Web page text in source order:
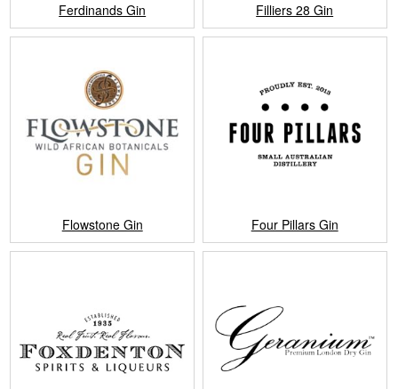
Ferdinands Gin Filliers 28 Gin
Flowstone Gin Four Pillars Gin